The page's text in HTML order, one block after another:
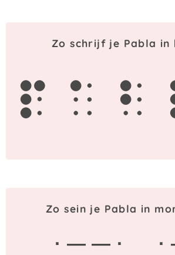
Zo schrijf je Pabla in
p a b
Zo sein je Pabla in
· — — ·